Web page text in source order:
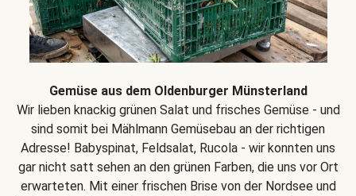
Gemüse aus dem Oldenburger Münsterland
Wir lieben knackig grünen Salat und frisches Gemüse - und
sind somit bei Mählmann Gemüsebau an der richtigen
Adresse! Babyspinat, Feldsalat, Rucola - wir konnten uns
gar nicht satt sehen an den grünen Farben, die uns vor Ort
erwarteten. Mit einer frischen Brise von der Nordsee und